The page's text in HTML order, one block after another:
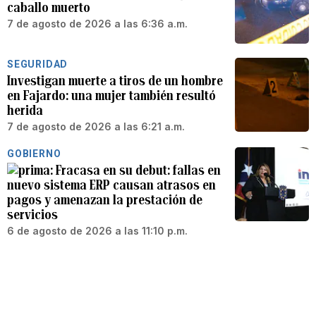
caballo muerto
7 de agosto de 2026 a las 6:36 a.m.
SEGURIDAD
Investigan muerte a tiros de un hombre
en Fajardo: una mujer también resultó
herida
7 de agosto de 2026 a las 6:21 a.m.
GOBIERNO
Fracasa en su debut: fallas en
nuevo sistema ERP causan atrasos en
pagos y amenazan la prestación de
servicios
6 de agosto de 2026 a las 11:10 p.m.